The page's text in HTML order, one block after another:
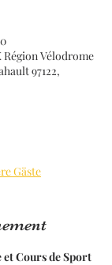
Vélodrome
97122,
Gäste
Cours de Sport